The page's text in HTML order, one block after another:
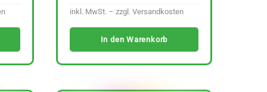
inkl. MwSt. – zzgl. Versandkosten
In den Warenkorb